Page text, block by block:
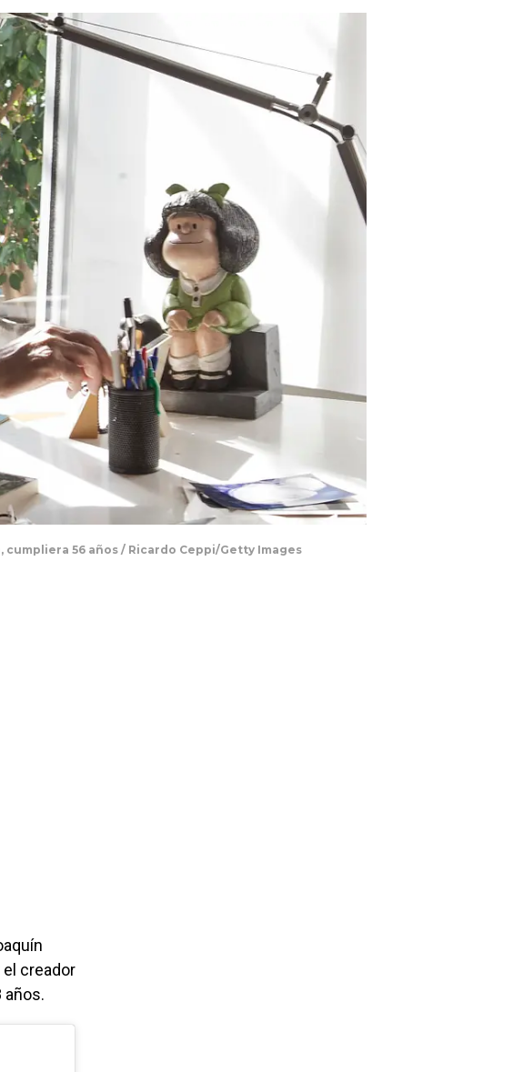
56 años / Ricardo Ceppi/Getty Images
creador
años.